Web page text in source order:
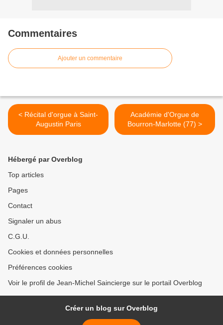
Commentaires
Ajouter un commentaire
< Récital d'orgue à Saint-
Augustin Paris
Académie d'Orgue de
Bourron-Marlotte (77) >
Hébergé par Overblog
Top articles
Pages
Contact
Signaler un abus
C.G.U.
Cookies et données personnelles
Préférences cookies
Voir le profil de Jean-Michel Saincierge sur le portail Overblog
Créer un blog sur Overblog